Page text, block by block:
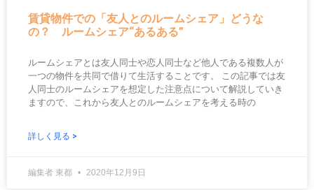
賃貸物件での「友人とのルームシェア」どうな
の？ ルームシェア“あるある”
ルームシェアとは友人同士や恋人同士など他人である複数人が
一つの物件を共同で借りて生活することです。 この記事では友
人同士のルームシェアを想定した注意点について解説していき
ますので、これから友人とのルームシェアを考える時の
詳しく見る >
編集者 東都 2020年12月9日